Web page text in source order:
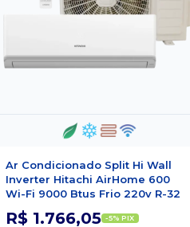
Ar Condicionado Split Hi Wall
Inverter Hitachi AirHome 600
Wi-Fi 9000 Btus Frio 220v R-32
R$ 1.766,05 -5% PIX